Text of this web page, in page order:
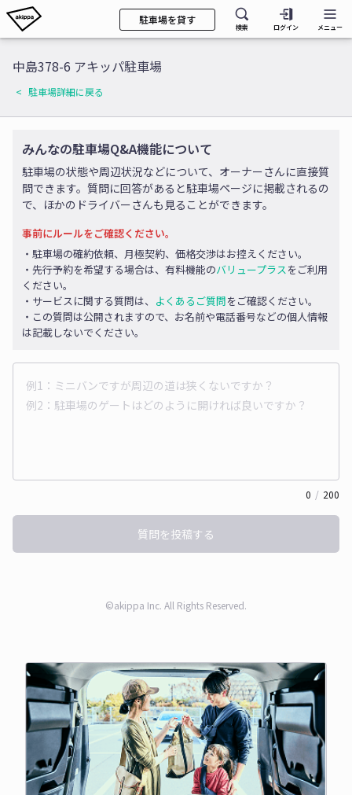
駐車場を貸す
検索 ログイン メニュー
中島378-6 アキッパ駐車場
駐車場詳細に戻る
みんなの駐車場Q&A機能について
駐車場の状態や周辺状況などについて、オーナーさんに直接質
問できます。質問に回答があると駐車場ページに掲載されるの
で、ほかのドライバーさんも見ることができます。
事前にルールをご確認ください。
・駐車場の確約依頼、月極契約、価格交渉はお控えください。
・先行予約を希望する場合は、有料機能のバリュープラスをご利用
ください。
・サービスに関する質問は、 よくあるご質問をご確認ください。
・この質問は公開されますので、お名前や電話番号などの個人情報
は記載しないでください。
0 / 200
質問を投稿する
©akippa Inc. All Rights Reserved.